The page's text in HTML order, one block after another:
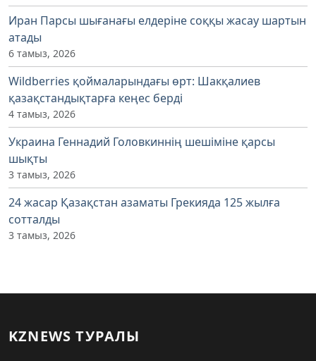
Иран Парсы шығанағы елдеріне соққы жасау шартын
атады
6 тамыз, 2026
Wildberries қоймаларындағы өрт: Шакқалиев
қазақстандықтарға кеңес берді
4 тамыз, 2026
Украина Геннадий Головкиннің шешіміне қарсы
шықты
3 тамыз, 2026
24 жасар Қазақстан азаматы Грекияда 125 жылға
сотталды
3 тамыз, 2026
KZNEWS ТУРАЛЫ